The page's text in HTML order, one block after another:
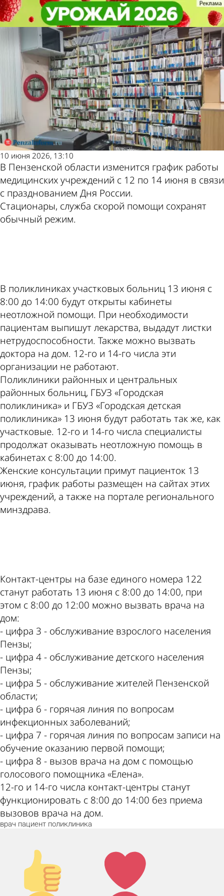
Опубликован график работы
медучреждений с 12 по 14 июня
Общество
10 июня 2026, 13:10
В Пензенской области изменится график работы
медицинских учреждений с 12 по 14 июня в связи
с празднованием Дня России.
Стационары, служба скорой помощи сохранят
обычный режим.
В поликлиниках участковых больниц 13 июня с
8:00 до 14:00 будут открыты кабинеты
неотложной помощи. При необходимости
пациентам выпишут лекарства, выдадут листки
нетрудоспособности. Также можно вызвать
доктора на дом. 12-го и 14-го числа эти
организации не работают.
Поликлиники районных и центральных
районных больниц, ГБУЗ «Городская
поликлиника» и ГБУЗ «Городская детская
поликлиника» 13 июня будут работать так же, как
участковые. 12-го и 14-го числа специалисты
продолжат оказывать неотложную помощь в
кабинетах с 8:00 до 14:00.
Женские консультации примут пациенток 13
июня, график работы размещен на сайтах этих
учреждений, а также на портале регионального
минздрава.
Контакт-центры на базе единого номера 122
станут работать 13 июня с 8:00 до 14:00, при
этом с 8:00 до 12:00 можно вызвать врача на
дом:
- цифра 3 - обслуживание взрослого населения
Пензы;
- цифра 4 - обслуживание детского населения
Пензы;
- цифра 5 - обслуживание жителей Пензенской
области;
- цифра 6 - горячая линия по вопросам
инфекционных заболеваний;
- цифра 7 - горячая линия по вопросам записи на
обучение оказанию первой помощи;
- цифра 8 - вызов врача на дом с помощью
голосового помощника «Елена».
12-го и 14-го числа контакт-центры станут
функционировать с 8:00 до 14:00 без приема
вызовов врача на дом.
врач пациент поликлиника
Палец
вверх!
Лайк!
Опубликован график работы
медучреждений с 12 по 14 июня
Общество
Другие новости
по теме
Погода и курсы
валют в Пензе